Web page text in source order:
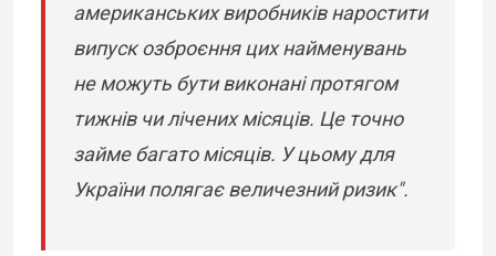
американських виробників наростити
випуск озброєння цих найменувань
не можуть бути виконані протягом
тижнів чи лічених місяців. Це точно
займе багато місяців. У цьому для
України полягає величезний ризик".